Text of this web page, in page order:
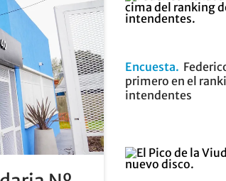
Encuesta
primero en el
intendentes